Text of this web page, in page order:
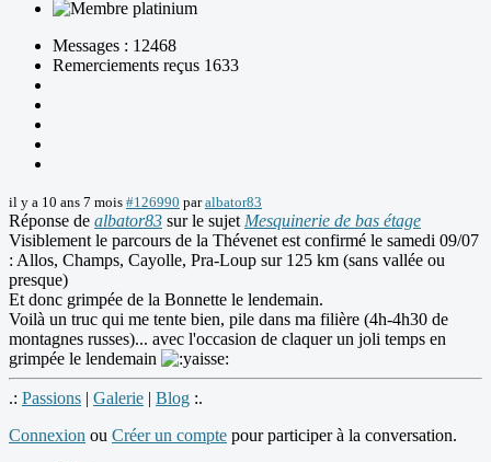
Messages : 12468
Remerciements reçus 1633
il y a 10 ans 7 mois #126990 paralbator83
Réponse de albator83 sur le sujet Mesquinerie de bas étage
Visiblement le parcours de la Thévenet est confirmé le samedi 09/07
: Allos, Champs, Cayolle, Pra-Loup sur 125 km (sans vallée ou
presque)
Et donc grimpée de la Bonnette le lendemain.
Voilà un truc qui me tente bien, pile dans ma filière (4h-4h30 de
montagnes russes)... avec l'occasion de claquer un joli temps en
grimpée le lendemain
.: Passions | Galerie | Blog :.
Connexion ou Créer un compte pour participer à la conversation.